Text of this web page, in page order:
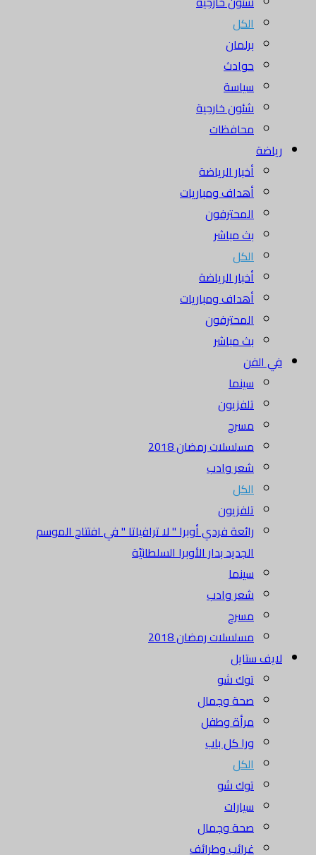
الكل
برلمان
حوادث
سياسة
شئون خارجية
محافظات
رياضة
أخبار الرياضة
أهداف ومباريات
المحترفون
بث مباشر
الكل
أخبار الرياضة
أهداف ومباريات
المحترفون
بث مباشر
في الفن
سينما
تلفزيون
مسرح
مسلسلات رمضان 2018
شعر وادب
الكل
تلفزيون
رائعة فردي أوبرا " لا ترافياتا " في افتتاح الموسم
الجديد بدار الأوبرا السلطانيّة
سينما
شعر وادب
مسرح
مسلسلات رمضان 2018
لايف ستايل
توك شو
صحة وجمال
مرأة وطفل
ورا كل باب
الكل
توك شو
سيارات
صحة وجمال
غرائب وطرائف